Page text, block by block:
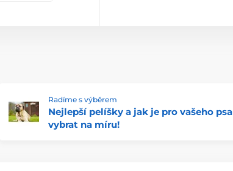
Radíme s výběrem
Nejlepší pelíšky a jak je pro vašeho psa
vybrat na míru!